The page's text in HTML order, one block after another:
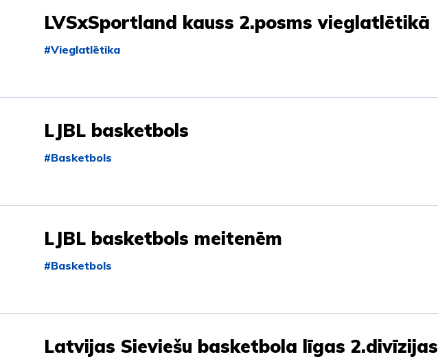
LVSxSportland kauss 2.posms vieglatlētikā
#Vieglatlētika
LJBL basketbols
#Basketbols
LJBL basketbols meitenēm
#Basketbols
Latvijas Sieviešu basketbola līgas 2.divīzijas